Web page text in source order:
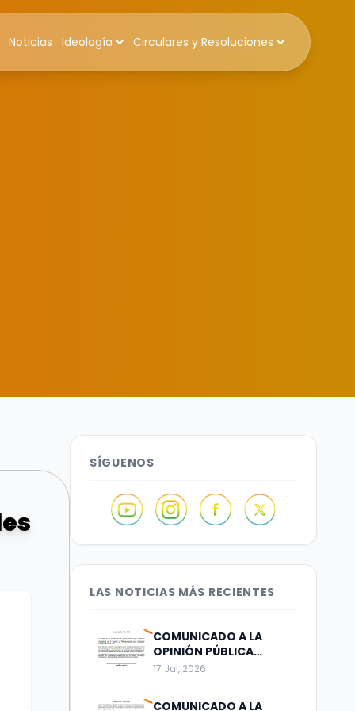
Noticias Ideología Circulares y Resoluciones
SÍGUENOS
LAS NOTICIAS MÁS RECIENTES
COMUNICADO A LA
OPINIÓN PÚBLICA
Bogotá, julio 17 de 2026
17 Jul, 2026
COMUNICADO A LA